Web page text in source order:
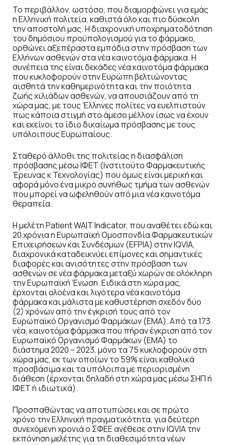
Το περιβάλλον, ωστόσο, που διαμορφώνει για εμάς
η Ελληνική πολιτεία, καθιστά όλο και πιο δύσκολη
την αποστολή μας. Η διαχρονική υποχρηματοδότηση
του δημόσιου προϋπολογισμού για το φάρμακο,
ορθώνει αξεπέραστα εμπόδια στην πρόσβαση των
Ελλήνων ασθενών στα νέα καινοτόμα φάρμακα. Η
συνέπεια της είναι δεκάδες νέα καινοτόμα φάρμακα
που κυκλοφορούν στην Ευρώπη βελτιώνοντας
αισθητά την καθημερινότητα και την ποιότητα
ζωής χιλιάδων ασθενών, να απουσιάζουν από τη
χώρα μας, με τους Έλληνες πολίτες να ευελπιστούν
πως κάποια στιγμή στο άμεσο μέλλον ίσως να έχουν
και εκείνοι το ίδιο δικαίωμα πρόσβασης με τους
υπόλοιπους Ευρωπαίους.
Σταθερό άλλοθι της πολιτείας η διασφάλιση
πρόσβασης μέσω ΙΦΕΤ (Ινστιτούτο Φαρμακευτικής
Έρευνας κ Τεχνολογίας) που όμως είναι μερική και
αφορά μόνο ένα μικρό συνήθως τμήμα των ασθενών
που μπορεί να ωφεληθούν από μια νέα καινοτόμα
θεραπεία.
Η μελέτη Patient WAIT Indicator, που αναθέτει εδώ και
20 χρόνια η Ευρωπαϊκή Ομοσπονδία Φαρμακευτικών
Επιχειρήσεων και Συνδέσμων (EFPIA) στην IQVIA,
διαχρονικά καταδεικνύει επίμονες και σημαντικές
διαφορές και ανισότητες στην πρόσβαση των
ασθενών σε νέα φάρμακα μεταξύ χωρών σε ολόκληρη
την Ευρωπαϊκή Ένωση. Ειδικά στη χώρα μας,
έρχονται ολοένα και λιγότερα νέα καινοτόμα
φάρμακα και μάλιστα με καθυστέρηση σχεδόν δύο
(2) χρόνων από την έγκρισή τους από τον
Ευρωπαϊκό Οργανισμό Φαρμάκων (ΕΜΑ). Από τα 173
νέα, καινοτόμα φάρμακα που πήραν έγκριση από τον
Ευρωπαϊκό Οργανισμό Φαρμάκων (ΕΜΑ) το
διάστημα 2020 – 2023, μόνο τα 75 κυκλοφορούν στη
χώρα μας, εκ των οποίων το 59% είναι καθολικά
προσβάσιμα και τα υπόλοιπα με περιορισμένη
διάθεση (έρχονται δηλαδή στη χώρα μας μέσω ΣΗΠ ή
ΙΦΕΤ ή ιδιωτικά).
Προσπαθώντας να αποτυπώσει και σε πρώτο
χρόνο την Ελληνική πραγματικότητα, για δεύτερη
συνεχόμενη χρονιά ο ΣΦΕΕ ανέθεσε στην IQVIA την
εκπόνηση μελέτης για τη διαθεσιμότητα νέων